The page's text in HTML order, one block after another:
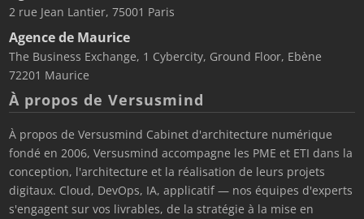
2 rue Jean Lantier, 75001 Paris
Agence de Maurice
The Business Exchange, 1 Cybercity, Ground Floor, Ebène
72201 Maurice
À propos de Versusmind
À propos de Versusmind Cabinet d'architecture numérique
fondé en 2006, Versusmind accompagne les PME et ETI dans la
conception, l'architecture et la réalisation de leurs projets
digitaux. Cloud, DevOps, IA, applicatif — nos équipes d'experts
s'engagent sur vos livrables, de la stratégie à la mise en